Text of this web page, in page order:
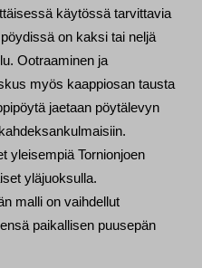
käytössä tarvittavia
on kaksi tai neljä
Ootraaminen ja
myös kaappiosan tausta
jaetaan pöytälevyn
yleisempiä Tornionjoen
yläjuoksulla.
malli on vaihdellut
paikallisen puusepän